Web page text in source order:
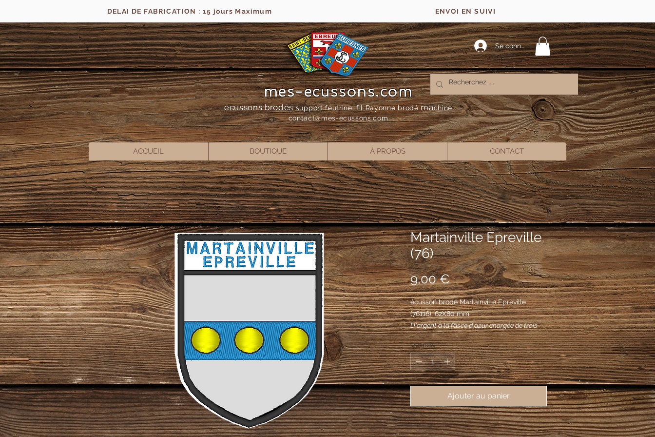
DELAI DE FABRICATION : 15 jours Maximum ENVOI EN SUIVI
Se connecter
mes-ecussons.com
écussons brodés support feutrine, fil Rayonne brodémachine
contact@mes-ecussons.com
ACCUEIL BOUTIQUE À PROPOS CONTACT
Martainville Epreville
(76)
9,00 €Prix
écusson brodé Martainville Epreville
(76116), 62X80 mm
D'argent à la fasce d'azur chargée de trois
besants d'or.
Quantité *
Ajouter au panier